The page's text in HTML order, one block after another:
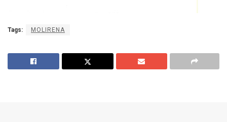
Tags: MOLIRENA